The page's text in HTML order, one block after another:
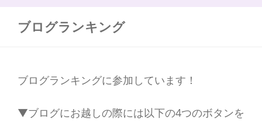
ブログランキング
ブログランキングに参加しています！
▼ブログにお越しの際には以下の4つのボタンを